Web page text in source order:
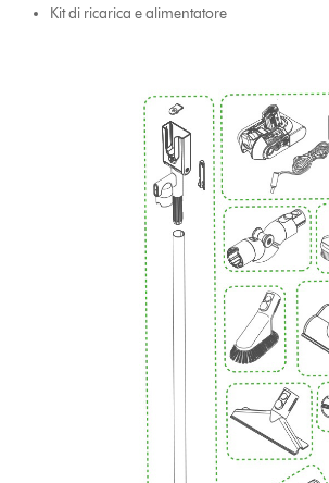
Kit di ricarica e alimentatore